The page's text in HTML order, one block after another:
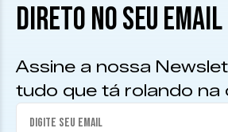
DIRETO NO SEU EMAIL
Assine a nossa
tudo que tá rolando na